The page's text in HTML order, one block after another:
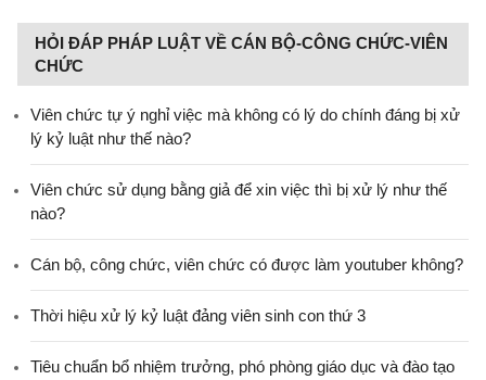
HỎI ĐÁP PHÁP LUẬT VỀ CÁN BỘ-CÔNG CHỨC-VIÊN
CHỨC
Viên chức tự ý nghỉ việc mà không có lý do chính đáng bị xử
lý kỷ luật như thế nào?
Viên chức sử dụng bằng giả để xin việc thì bị xử lý như thế
nào?
Cán bộ, công chức, viên chức có được làm youtuber không?
Thời hiệu xử lý kỷ luật đảng viên sinh con thứ 3
Tiêu chuẩn bổ nhiệm trưởng, phó phòng giáo dục và đào tạo